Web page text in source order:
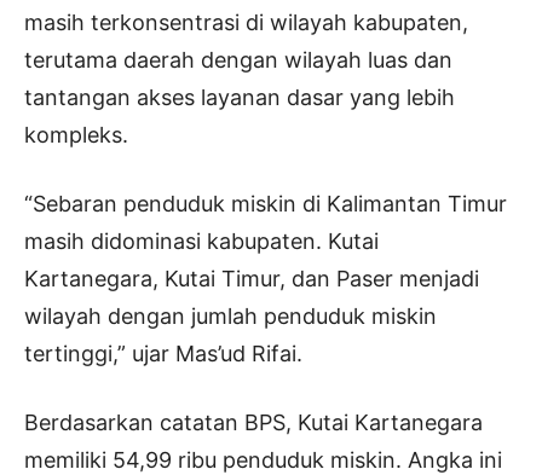
masih terkonsentrasi di wilayah kabupaten,
terutama daerah dengan wilayah luas dan
tantangan akses layanan dasar yang lebih
kompleks.
“Sebaran penduduk miskin di Kalimantan Timur
masih didominasi kabupaten. Kutai
Kartanegara, Kutai Timur, dan Paser menjadi
wilayah dengan jumlah penduduk miskin
tertinggi,” ujar Mas’ud Rifai.
Berdasarkan catatan BPS, Kutai Kartanegara
memiliki 54,99 ribu penduduk miskin. Angka ini